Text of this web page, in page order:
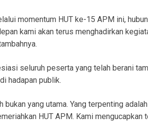
momentum HUT ke-15 APM ini,
kami akan terus menghadirkan
seluruh peserta yang telah berani
hadapan publik.
bukan yang utama. Yang terpenting
HUT APM. Kami